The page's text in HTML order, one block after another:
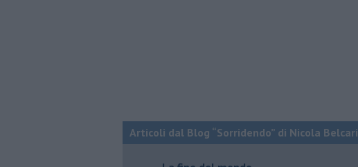
Articoli dal Blog “Sorridendo” di Nicola Belcari